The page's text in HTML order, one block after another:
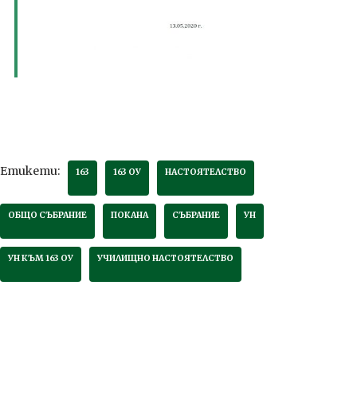
Етикети: 163 163 ОУ НАСТОЯТЕЛСТВО
ОБЩО СЪБРАНИЕ ПОКАНА СЪБРАНИЕ УН
УН КЪМ 163 ОУ УЧИЛИЩНО НАСТОЯТЕЛСТВО